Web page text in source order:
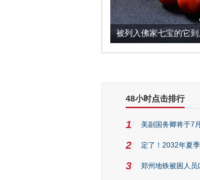
被列入佛家七宝的它到
48小时点击排行
1 美副国务卿将于7
2 定了！2032年夏
3 郑州地铁被困人